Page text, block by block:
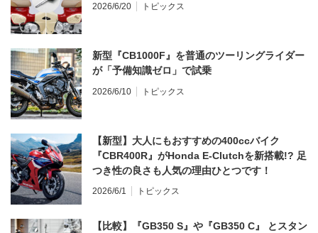
2026/6/20 トピックス
新型『CB1000F』を普通のツーリングライダー
が「予備知識ゼロ」で試乗
2026/6/10 トピックス
【新型】大人にもおすすめの400ccバイク
『CBR400R』がHonda E-Clutchを新搭載!? 足
つき性の良さも人気の理由ひとつです！
2026/6/1 トピックス
【比較】『GB350 S』や『GB350 C』 とスタン